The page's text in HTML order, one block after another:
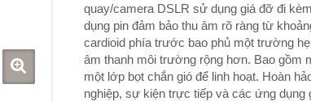
quay/camera DSLR sử dụng giá đỡ đi
dụng pin đảm bảo thu âm rõ ràng từ
cardioid phía trước bao phủ một trường
âm thanh môi trường rộng hơn. Bao gồm
một lớp bọt chắn gió để linh hoạt. Hoàn
nghiệp, sự kiện trực tiếp và các ứng